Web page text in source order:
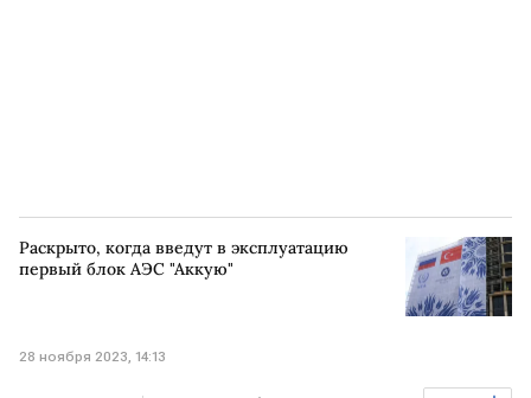
Раскрыто, когда введут в эксплуатацию
первый блок АЭС "Аккую"
28 ноября 2023, 14:13